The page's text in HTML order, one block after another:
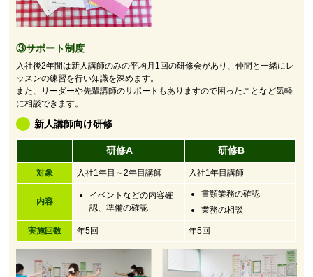
③サポート制度
入社後2年間は新人講師のみの平均月1回の研修会があり、仲間と一緒にレ
ッスンの練習を行い知識を深めます。
また、リーダーや先輩講師のサポートもありますので困ったことなど気軽
に相談できます。
新人講師向け研修
研修A 研修B
対象 入社1年目～2年目講師 入社1年目講師
内容
イベントなどの内容確
認、準備の確認
書類業務の確認
業務の相談
実施回数 年5回 年5回